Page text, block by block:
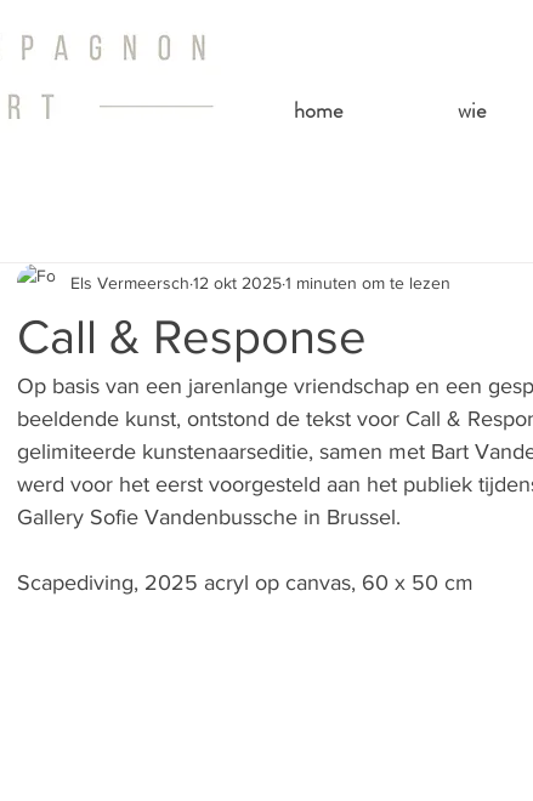
home wie
Call & Response
Els Vermeersch 12 okt 20251 minuten om te lezen
Op basis van een jarenlange vriendschap en een
beeldende kunst, ontstond de tekst voor Call &
gelimiteerde kunstenaarseditie, samen met Bart
werd voor het eerst voorgesteld aan het publiek
Gallery Sofie Vandenbussche in Brussel.
Scapediving, 2025 acryl op canvas, 60 x 50 cm